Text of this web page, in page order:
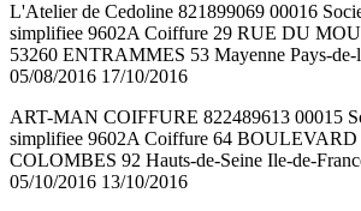
L'Atelier de Cedoline 821899069 00016
simplifiee 9602A Coiffure 29 RUE DU
53260 ENTRAMMES 53 Mayenne Pays-
05/08/2016 17/10/2016
ART-MAN COIFFURE 822489613 00015
simplifiee 9602A Coiffure 64
COLOMBES 92 Hauts-de-Seine Ile-de-
05/10/2016 13/10/2016